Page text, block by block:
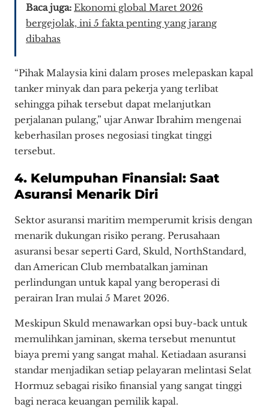
Baca juga: Ekonomi global Maret 2026
bergejolak, ini 5 fakta penting yang jarang
dibahas
“Pihak Malaysia kini dalam proses melepaskan kapal
tanker minyak dan para pekerja yang terlibat
sehingga pihak tersebut dapat melanjutkan
perjalanan pulang,” ujar Anwar Ibrahim mengenai
keberhasilan proses negosiasi tingkat tinggi
tersebut.
4. Kelumpuhan Finansial: Saat
Asuransi Menarik Diri
Sektor asuransi maritim memperumit krisis dengan
menarik dukungan risiko perang. Perusahaan
asuransi besar seperti Gard, Skuld, NorthStandard,
dan American Club membatalkan jaminan
perlindungan untuk kapal yang beroperasi di
perairan Iran mulai 5 Maret 2026.
Meskipun Skuld menawarkan opsi buy-back untuk
memulihkan jaminan, skema tersebut menuntut
biaya premi yang sangat mahal. Ketiadaan asuransi
standar menjadikan setiap pelayaran melintasi Selat
Hormuz sebagai risiko finansial yang sangat tinggi
bagi neraca keuangan pemilik kapal.